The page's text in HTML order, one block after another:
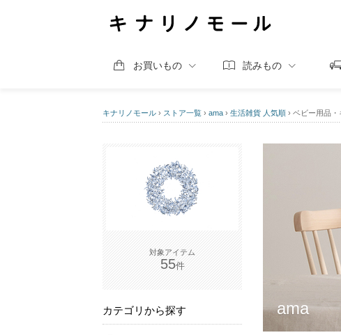
お買いもの 読みもの
キナリノモール › ストア一覧 › ama › 生活雑貨 人気順 › ベビー用品
55
カテゴリから探す ama